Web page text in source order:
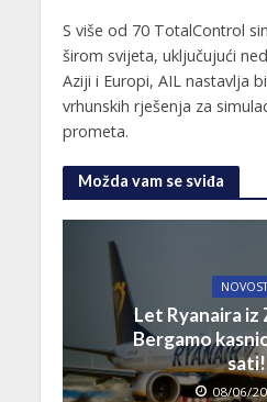
S više od 70 TotalControl
širom svijeta, uključujući
Aziji i Europi, AIL nastavlja
vrhunskih rješenja za
prometa.
Možda vam se sviđa
Let Ryanaira iz
Bergamo
sati!
08/06/